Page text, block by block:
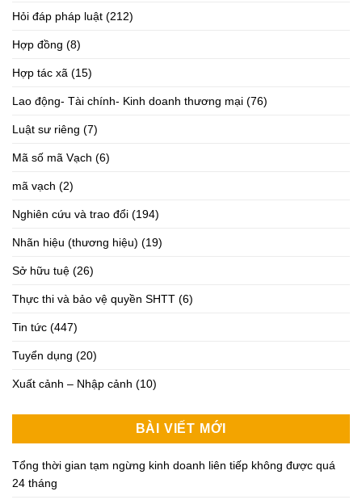
Hỏi đáp pháp luật (212)
Hợp đồng (8)
Hợp tác xã (15)
Lao động- Tài chính- Kinh doanh thương mại (76)
Luật sư riêng (7)
Mã số mã Vạch (6)
mã vạch (2)
Nghiên cứu và trao đổi (194)
Nhãn hiệu (thương hiệu) (19)
Sở hữu tuệ (26)
Thực thi và bảo vệ quyền SHTT (6)
Tin tức (447)
Tuyển dụng (20)
Xuất cảnh – Nhập cảnh (10)
BÀI VIẾT MỚI
Tổng thời gian tạm ngừng kinh doanh liên tiếp không được quá
24 tháng